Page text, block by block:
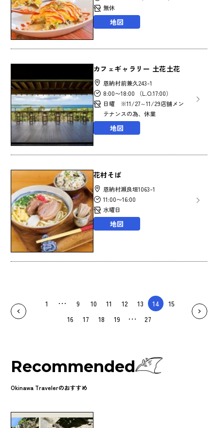
無休
地図
カフェギャラリー 土花土花
恩納村前兼久243-1
8:00〜18:00 （L.O.17:00）
日曜 ※11/27～11/29店舗メン
テナンスの為、休業
地図
花村そば
恩納村瀬良垣1063-1
11:00〜16:00
水曜日
地図
1 9 10 11 12 13 14
15
16
17 18 19 27
Recommended
Okinawa Travelerのおすすめ